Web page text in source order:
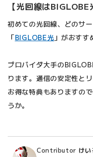
【光回線はBIGLOBE
初めての光回線、どのサ
「BIGLOBE光 」がおすす
プロバイダ大手の
ります。通信の安定性と
お得な特典もありますの
うか。
Contributor けい